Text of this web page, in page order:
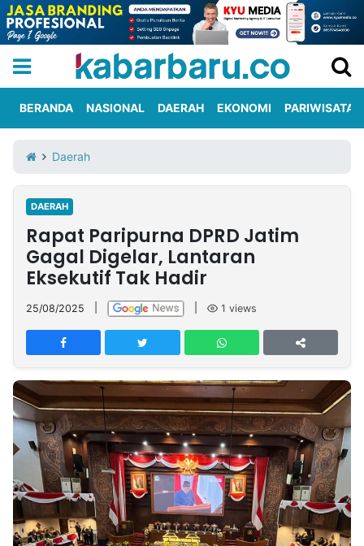
Iklan
Berita
Kami
Nasional
International
Olahraga
Entertainment
Daerah
Pariwisata
Kuliner
Kolom
Network
PT
TREETAN
INDONESIA
Partner
Insight
NTB
Suara
Time
Lens
IDN
Daily
Jogja
Jalan
Rakyat
Idealita
News
Kita
Notice
Dinamikapost.com
Radar
Baru
Seedbacklink
Follow
BERANDA NASIONAL DAERAH EKONOMI PARIWISATA
Daerah
DAERAH
Rapat Paripurna DPRD Jatim
Gagal Digelar, Lantaran
Eksekutif Tak Hadir
25/08/2025 1 views